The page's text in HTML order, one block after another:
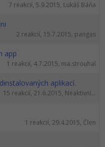
7 reakcií, 5.9.2015, Lukáš Báňa
2 reakcií, 15.7.2015, pangas
app
1 reakcií, 4.7.2015, ma.strouhal
aplikací.
15 reakcií, 21.6.2015, Neaktivní...
1 reakcií, 29.4.2015, Člen